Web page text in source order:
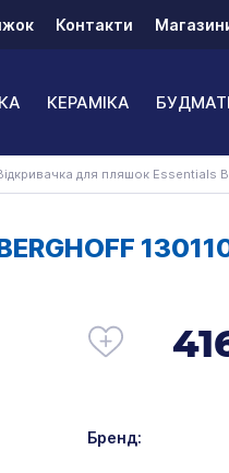
Контакти
КЕРАМІКА
для пляшок Essentials
Бренд: